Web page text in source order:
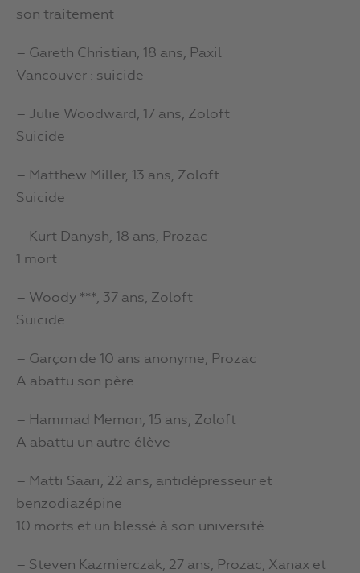
son traitement
– Gareth Christian, 18 ans, Paxil
Vancouver : suicide
– Julie Woodward, 17 ans, Zoloft
Suicide
– Matthew Miller, 13 ans, Zoloft
Suicide
– Kurt Danysh, 18 ans, Prozac
1 mort
– Woody ***, 37 ans, Zoloft
Suicide
– Garçon de 10 ans anonyme, Prozac
A abattu son père
– Hammad Memon, 15 ans, Zoloft
A abattu un autre élève
– Matti Saari, 22 ans, antidépresseur et
benzodiazépine
10 morts et un blessé à son université
– Steven Kazmierczak, 27 ans, Prozac, Xanax et